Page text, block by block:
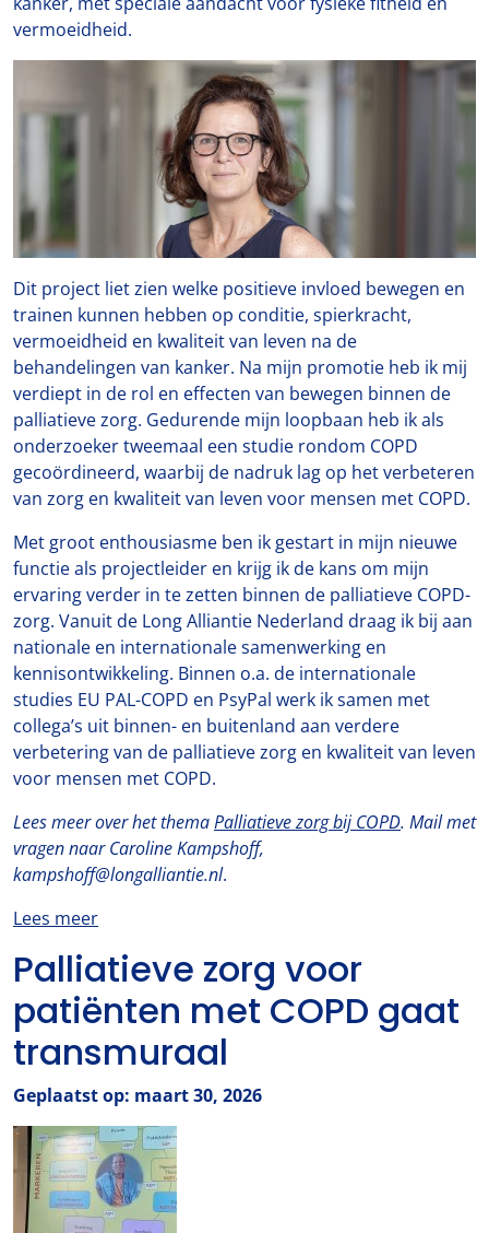
vermoeidheid.
Dit project liet zien welke positieve invloed bewegen en
trainen kunnen hebben op conditie, spierkracht,
vermoeidheid en kwaliteit van leven na de
behandelingen van kanker. Na mijn promotie heb ik mij
verdiept in de rol en effecten van bewegen binnen de
palliatieve zorg. Gedurende mijn loopbaan heb ik als
onderzoeker tweemaal een studie rondom COPD
gecoördineerd, waarbij de nadruk lag op het verbeteren
van zorg en kwaliteit van leven voor mensen met COPD.
Met groot enthousiasme ben ik gestart in mijn nieuwe
functie als projectleider en krijg ik de kans om mijn
ervaring verder in te zetten binnen de palliatieve COPD-
zorg. Vanuit de Long Alliantie Nederland draag ik bij aan
nationale en internationale samenwerking en
kennisontwikkeling. Binnen o.a. de internationale
studies EU PAL-COPD en PsyPal werk ik samen met
collega’s uit binnen- en buitenland aan verdere
verbetering van de palliatieve zorg en kwaliteit van leven
voor mensen met COPD.
Lees meer over het themaPalliatieve zorg bij COPD. Mail met
vragen naar Caroline Kampshoff,
kampshoff@longalliantie.nl.
Lees meer
Palliatieve zorg voor
patiënten met COPD gaat
transmuraal
Geplaatst op: maart 30, 2026